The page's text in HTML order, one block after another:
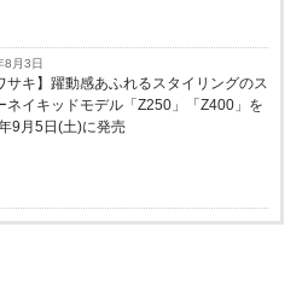
8月3日
サキ】躍動感あふれるスタイリングのス
ネイキッドモデル「Z250」「Z400」を
9月5日(土)に発売